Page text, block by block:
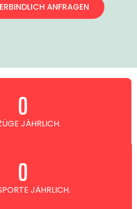
ANFRAGEN
JÄHRLICH.
0
JÄHRLICH.
0